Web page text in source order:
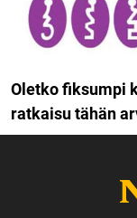
Oletko fiksumpi
ratkaisu tähän